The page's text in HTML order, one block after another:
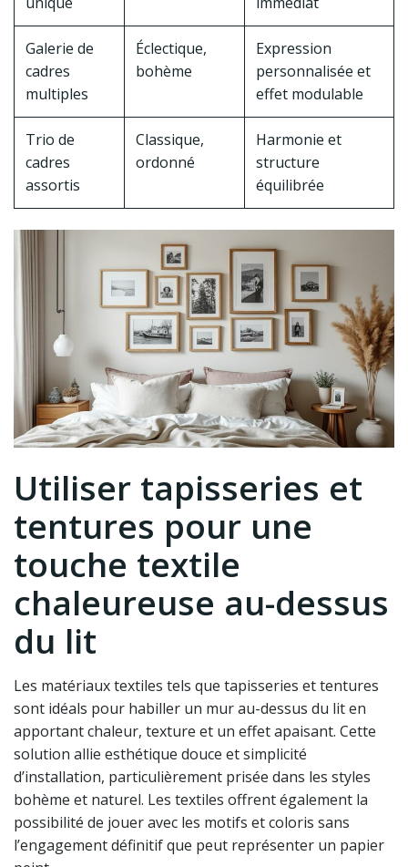
Galerie de
cadres
multiples
Éclectique,
bohème
Expression
personnalisée et
effet modulable
Trio de
cadres
assortis
Classique,
ordonné
Harmonie et
structure
équilibrée
Utiliser tapisseries et
tentures pour une
touche textile
chaleureuse au-dessus
du lit
Les matériaux textiles tels que tapisseries et tentures
sont idéals pour habiller un mur au-dessus du lit en
apportant chaleur, texture et un effet apaisant. Cette
solution allie esthétique douce et simplicité
d’installation, particulièrement prisée dans les styles
bohème et naturel. Les textiles offrent également la
possibilité de jouer avec les motifs et coloris sans
l’engagement définitif que peut représenter un papier